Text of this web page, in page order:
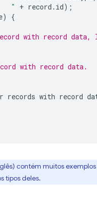
" + record . id);
)
{
with record data,
with record data.
contém muitos exemplos
tipos deles.